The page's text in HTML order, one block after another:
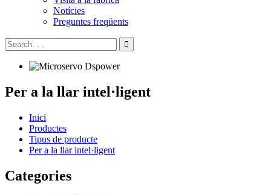
Notícies
Preguntes freqüents
Per a la llar intel·ligent
Inici
Productes
Tipus de producte
Per a la llar intel·ligent
Categories